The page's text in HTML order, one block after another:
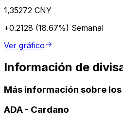
1,35272 CNY
+0.2128 (18.67%) Semanal
Ver gráfico
Información de
Más información sobre los
ADA - Cardano